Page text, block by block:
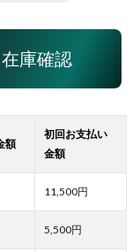
在庫確認
11,500
5,500